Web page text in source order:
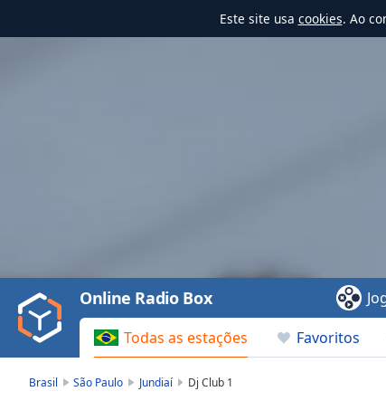
Este site usa cookies. Ao
Video
Play
Backward
Skip
Todas as estações Favoritos
Online Radio Box
Brasil São Paulo Jundiaí Dj Club 1